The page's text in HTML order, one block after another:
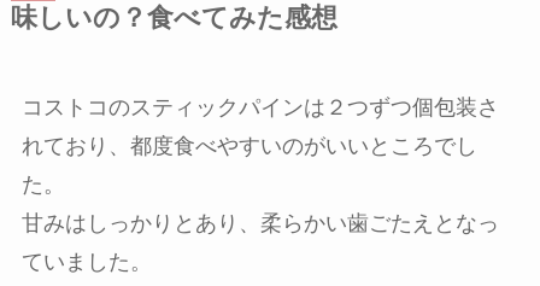
味しいの？食べてみた感想
コストコのスティックパインは２つずつ個包装さ
れており、都度食べやすいのがいいところでし
た。
甘みはしっかりとあり、柔らかい歯ごたえとなっ
ていました。